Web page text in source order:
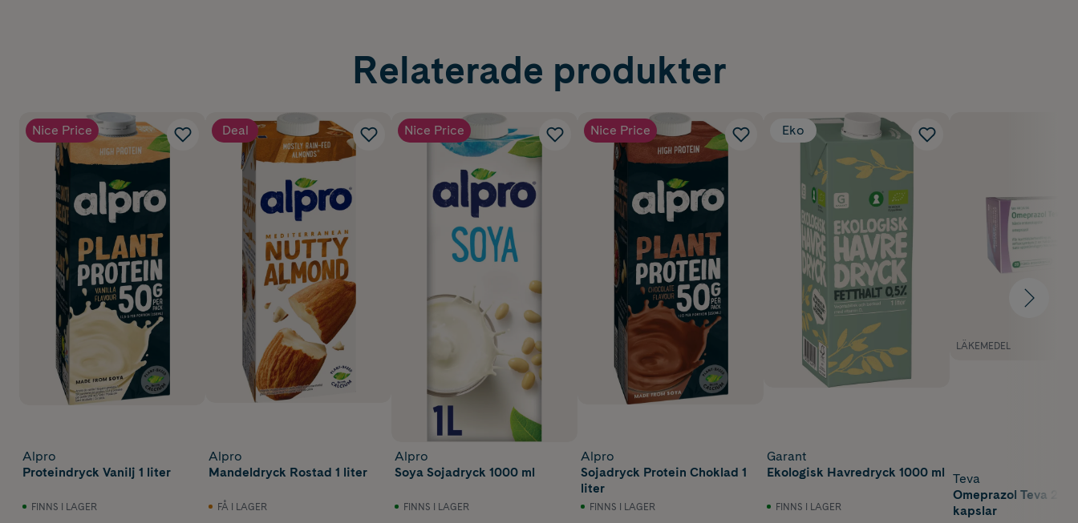
Relaterade produkter
Nice Price
Alpro
Proteindryck Vanilj 1 liter
FINNS I LAGER
Deal
Alpro
Mandeldryck Rostad 1 liter
FÅ I LAGER
Nice Price
Alpro
Soya Sojadryck 1000 ml
FINNS I LAGER
Nice Price
Alpro
Sojadryck Protein Choklad 1
liter
FINNS I LAGER
Eko
Garant
Ekologisk Havredryck 1000 ml
FINNS I LAGER
LÄKEMEDEL
Teva
Omeprazol Teva 20
kapslar